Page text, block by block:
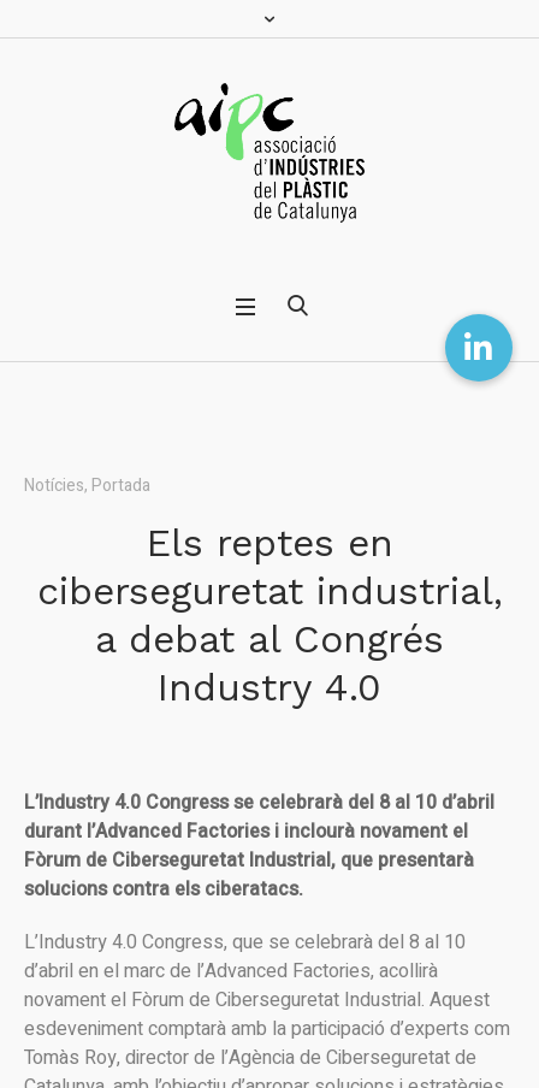
Notícies, Portada
Els reptes en
ciberseguretat industrial,
a debat al Congrés
Industry 4.0
L’Industry 4.0 Congress se celebrarà del 8 al 10 d’abril
durant l’Advanced Factories i inclourà novament el
Fòrum de Ciberseguretat Industrial, que presentarà
solucions contra els ciberatacs.
L’Industry 4.0 Congress, que se celebrarà del 8 al 10
d’abril en el marc de l’Advanced Factories, acollirà
novament el Fòrum de Ciberseguretat Industrial. Aquest
esdeveniment comptarà amb la participació d’experts com
Tomàs Roy, director de l’Agència de Ciberseguretat de